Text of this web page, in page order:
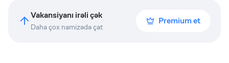
Vakansiyanı irəli çək
Daha çox namizədə çat
Premium et